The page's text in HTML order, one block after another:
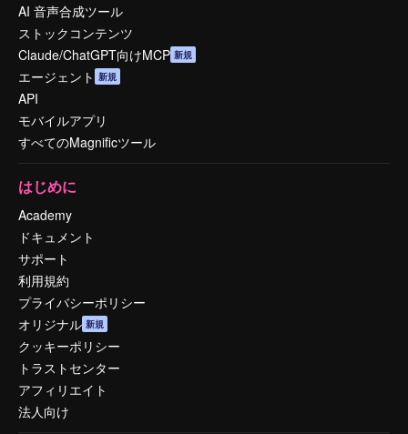
AI 音声合成ツール
ストックコンテンツ
Claude/ChatGPT向けMCP 新規
エージェント 新規
API
モバイルアプリ
すべてのMagnificツール
はじめに
Academy
ドキュメント
サポート
利用規約
プライバシーポリシー
オリジナル 新規
クッキーポリシー
トラストセンター
アフィリエイト
法人向け